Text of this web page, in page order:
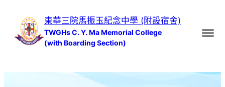
容
東華三院馬振玉紀念中學 (附設宿舍)
TWGHs C. Y. Ma Memorial College
(with Boarding Section)